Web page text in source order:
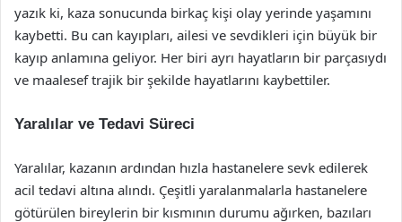
yazık ki, kaza sonucunda birkaç kişi olay yerinde yaşamını
kaybetti. Bu can kayıpları, ailesi ve sevdikleri için büyük bir
kayıp anlamına geliyor. Her biri ayrı hayatların bir parçasıydı
ve maalesef trajik bir şekilde hayatlarını kaybettiler.
Yaralılar ve Tedavi Süreci
Yaralılar, kazanın ardından hızla hastanelere sevk edilerek
acil tedavi altına alındı. Çeşitli yaralanmalarla hastanelere
götürülen bireylerin bir kısmının durumu ağırken, bazıları